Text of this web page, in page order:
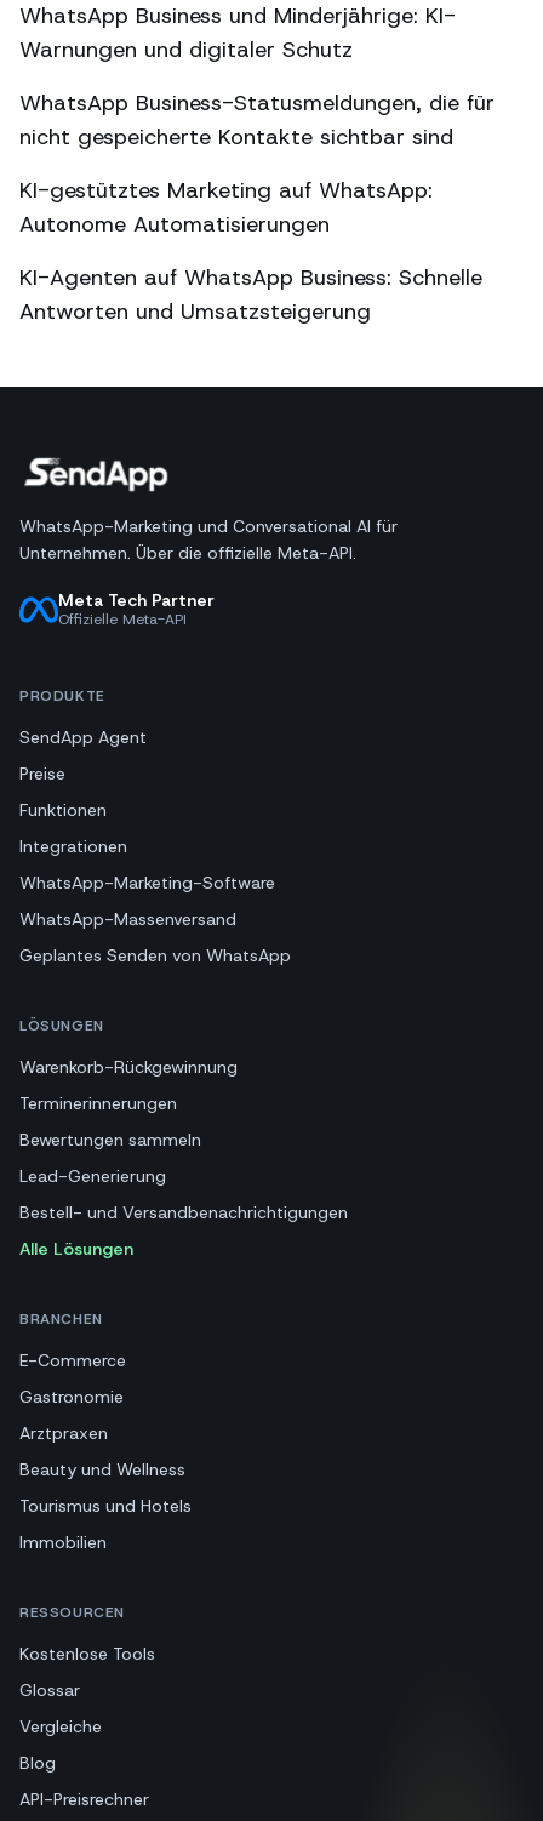
WhatsApp Business und Minderjährige: KI-
Warnungen und digitaler Schutz
WhatsApp Business-Statusmeldungen, die für
nicht gespeicherte Kontakte sichtbar sind
KI-gestütztes Marketing auf WhatsApp:
Autonome Automatisierungen
KI-Agenten auf WhatsApp Business: Schnelle
Antworten und Umsatzsteigerung
WhatsApp-Marketing und Conversational AI für
Unternehmen. Über die offizielle Meta-API.
Meta Tech Partner
Offizielle Meta-API
PRODUKTE
SendApp Agent
Preise
Funktionen
Integrationen
WhatsApp-Marketing-Software
WhatsApp-Massenversand
Geplantes Senden von WhatsApp
LÖSUNGEN
Warenkorb-Rückgewinnung
Terminerinnerungen
Bewertungen sammeln
Lead-Generierung
Bestell- und Versandbenachrichtigungen
Alle Lösungen
BRANCHEN
E-Commerce
Gastronomie
Arztpraxen
Beauty und Wellness
Tourismus und Hotels
Immobilien
RESSOURCEN
Kostenlose Tools
Glossar
Vergleiche
Blog
API-Preisrechner